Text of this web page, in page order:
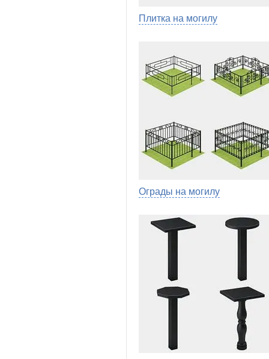
Плитка на могилу
Ограды на могилу